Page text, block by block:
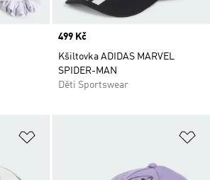
Price
499 Kč
Kšiltovka ADIDAS MARVEL
SPIDER-MAN
Děti Sportswear